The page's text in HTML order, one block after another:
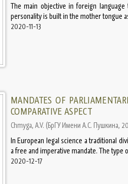
The main objective in foreign
personality is built in the mother tongue
2020-11-13
MANDATES OF
COMPARATIVE ASPECT
Chmyga, A.V. (БрГУ Имени А.С. Пушкина,
In European legal science a traditional
a free and imperative mandate. The
2020-12-17